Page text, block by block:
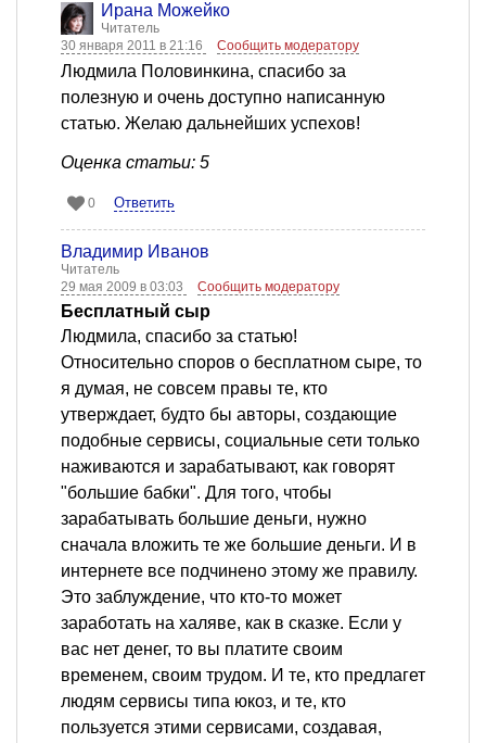
Ирана Можейко
Читатель
30 января 2011 в 21:16
Сообщить модератору
Людмила Половинкина, спасибо за
полезную и очень доступно написанную
статью. Желаю дальнейших успехов!
Оценка статьи: 5
0 Ответить
Владимир Иванов
Читатель
29 мая 2009 в 03:03
Сообщить модератору
Бесплатный сыр
Людмила, спасибо за статью!
Относительно споров о бесплатном сыре, то
я думая, не совсем правы те, кто
утверждает, будто бы авторы, создающие
подобные сервисы, социальные сети только
наживаются и зарабатывают, как говорят
"большие бабки". Для того, чтобы
зарабатывать большие деньги, нужно
сначала вложить те же большие деньги. И в
интернете все подчинено этому же правилу.
Это заблуждение, что кто-то может
заработать на халяве, как в сказке. Если у
вас нет денег, то вы платите своим
временем, своим трудом. И те, кто предлагет
людям сервисы типа юкоз, и те, кто
пользуется этими сервисами, создавая,